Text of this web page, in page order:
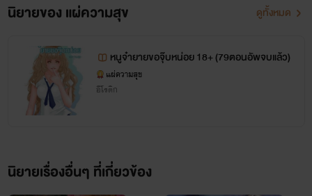
ติดตามเรื่องราวต่อไปได้ใน e-book ทั้ง 4 เล่มนะคะ
นิยายของ แผ่ความสุข ดูทั้งหมด
หนูจ๋ายายขอจุ๊บหน่อย 18+ (79ตอนอัพจบแล้ว)
แผ่ความสุข
อีโรติก
นิยายเรื่องอื่นๆ ที่เกี่ยวข้อง